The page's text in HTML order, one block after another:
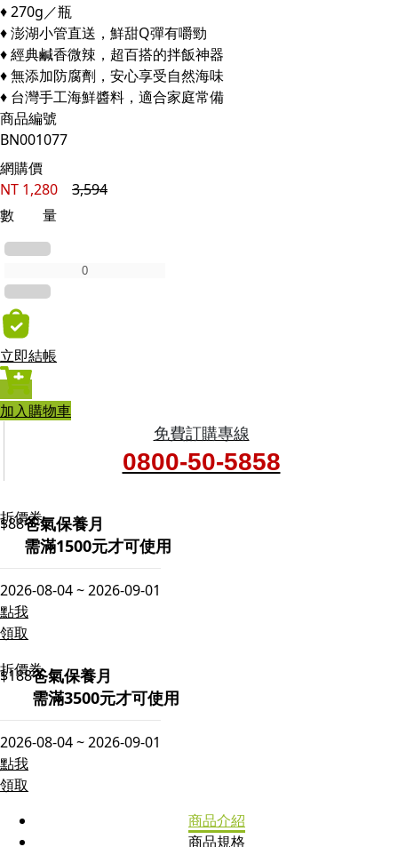
♦ 270g／瓶
♦ 澎湖小管直送，鮮甜Q彈有嚼勁
♦ 經典鹹香微辣，超百搭的拌飯神器
♦ 無添加防腐劑，安心享受自然海味
♦ 台灣手工海鮮醬料，適合家庭常備
商品編號
BN001077
網購價
NT 1,280
3,594
數 量
立即結帳
加入購物車
免費訂購專線
0800-50-5858
折價券
$88爸氣保養月
需滿1500元才可使用
2026-08-04 ~ 2026-09-01
點我
領取
折價券
$188爸氣保養月
需滿3500元才可使用
2026-08-04 ~ 2026-09-01
點我
領取
商品介紹
商品規格